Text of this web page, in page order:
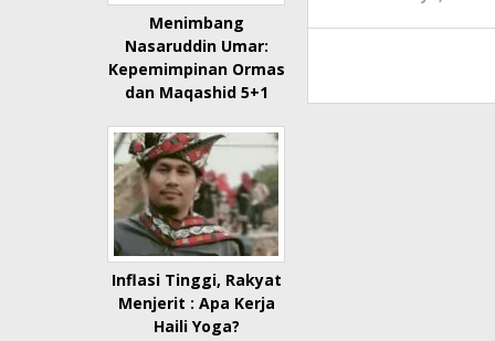
Menimbang
Nasaruddin Umar:
Kepemimpinan Ormas
dan Maqashid 5+1
Inflasi Tinggi, Rakyat
Menjerit : Apa Kerja
Haili Yoga?